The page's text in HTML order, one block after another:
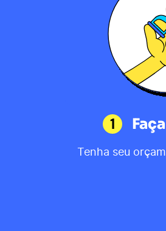
1
Tenha seu